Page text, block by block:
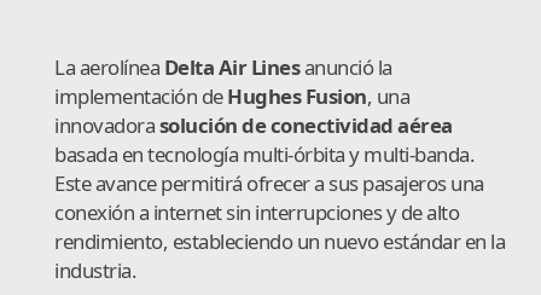
La aerolínea Delta Air Linesanunció la
implementación deHughes Fusion, una
innovadorasolución de conectividad aérea
basada en tecnología multi-órbita y multi-banda.
Este avance permitirá ofrecer a sus pasajeros una
conexión a internet sin interrupciones y de alto
rendimiento, estableciendo un nuevo estándar en la
industria.